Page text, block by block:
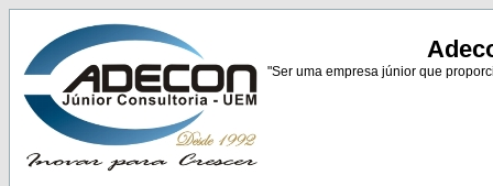
"Ser uma empresa júnior que